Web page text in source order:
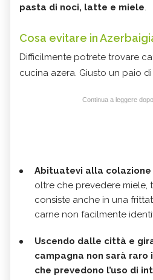
pasta di noci, latte e miele.
Cosa evitare in
Difficilmente potrete trovare
cucina azera. Giusto un paio
Continua a leggere
Abituatevi alla
oltre che prevedere miele,
consiste anche in una
carne non facilmente
Uscendo dalle città e
campagna non sarà
che prevedono l’uso di